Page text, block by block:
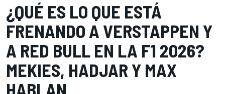
¿QUÉ ES LO QUE ESTÁ
FRENANDO A VERSTAPPEN Y
A RED BULL EN LA F1 2026?
MEKIES, HADJAR Y MAX
HABLAN